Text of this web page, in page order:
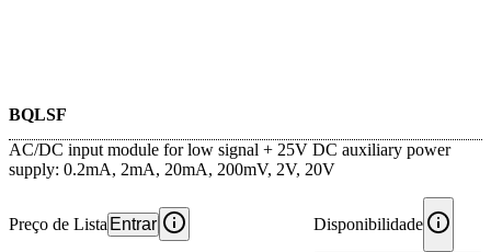
BQLSF
AC/DC input module for low signal + 25V DC auxiliary power
supply: 0.2mA, 2mA, 20mA, 200mV, 2V, 20V
Preço de Lista Entrar Disponibilidade